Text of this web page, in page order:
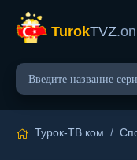
TurokTVZ
Турок-ТВ.ком /